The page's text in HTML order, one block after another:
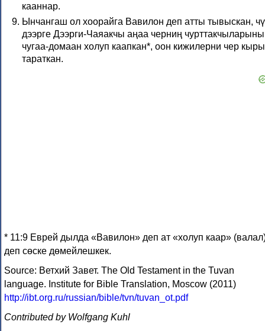
кааннар.
Ынчангаш ол хоорайга Вавилон деп атты тывыскан,
дээрге Дээрги-Чаяакчы аңаа черниң
чугаа-домаан холуп каапкан*, оон кижилерни чер
тараткан.
* 11:9 Еврей дылда «Вавилон» деп ат «холуп каар»
деп сөске дөмейлешкек.
Source: Ветхий Завет. The Old Testament in the Tuvan
language. Institute for Bible Translation, Moscow (2011)
http://ibt.org.ru/russian/bible/tvn/tuvan_ot.pdf
Contributed by Wolfgang Kuhl